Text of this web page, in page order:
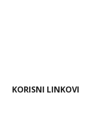
KORISNI LINKOVI